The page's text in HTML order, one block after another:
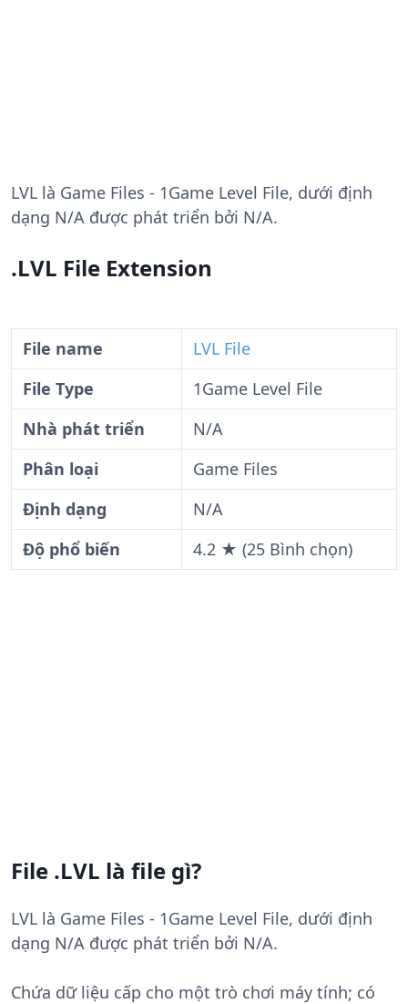
LVL là Game Files - 1Game Level File, dưới định
dạng N/A được phát triển bởi N/A.
.LVL File Extension
File name
LVL File
File Type
1Game Level File
Nhà phát triển
N/A
Phân loại
Game Files
Định dạng
N/A
Độ phổ biến
4.2 ★ (25 Bình chọn)
File .LVL là file gì?
LVL là Game Files - 1Game Level File, dưới định
dạng N/A được phát triển bởi N/A.
Chứa dữ liệu cấp cho một trò chơi máy tính; có